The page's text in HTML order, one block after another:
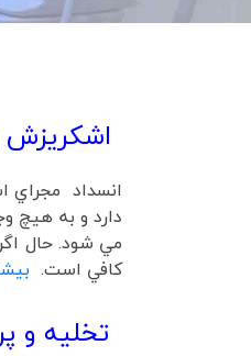
انسداد مجراي
کافي است.
تخلیه و